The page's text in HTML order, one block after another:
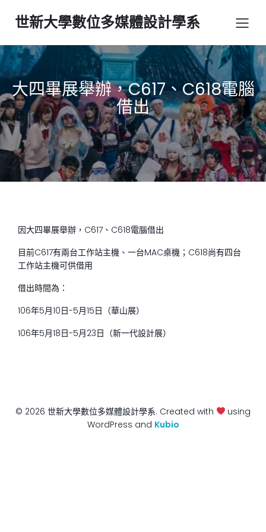
世新大學數位多媒體設計學系
大四畢展舉辦，C617、C618電腦
借出
因大四畢展舉辦，C617、C618電腦借出
目前C617有兩台工作站主機、一台MAC桌機；C618尚有四台
工作站主機可供借用
借出時間為：
106年5月10日-5月15日（華山展）
106年5月18日-5月23日（新一代設計展）
© 2026 世新大學數位多媒體設計學系. Created with
using
WordPress and Kubio